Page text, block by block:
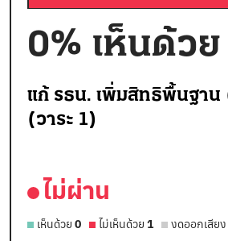
0% เห็นด้วย
แก้ รธน. เพิ่มสิทธิพื้นฐาน
(วาระ 1)
ไม่ผ่าน
เห็นด้วย 0 ไม่เห็นด้วย 1 งดออกเสียง